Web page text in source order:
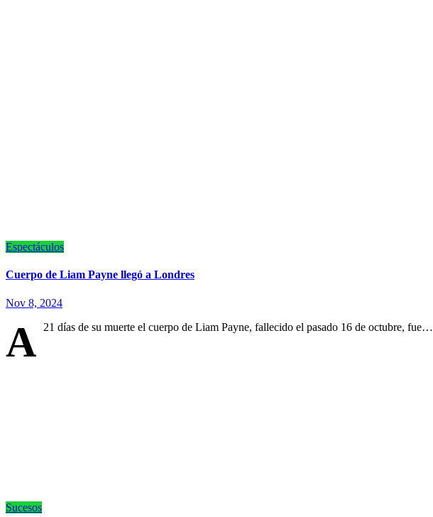
Espectáculos
Cuerpo de Liam Payne llegó a Londres
Nov 8, 2024
A 21 días de su muerte el cuerpo de Liam Payne, fallecido el pasado 16 de octubre, fue…
Sucesos